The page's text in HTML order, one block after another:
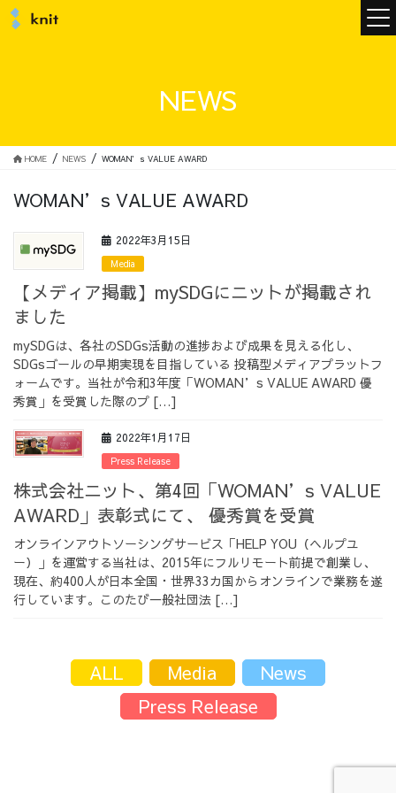
サービス
採用情報トップ チームインタビュー01
NEWS
HOME NEWS WOMAN’s VALUE AWARD
WOMAN’s VALUE AWARD
2022年3月15日
Media
【メディア掲載】mySDGにニットが掲載され
ました
mySDGは、各社のSDGs活動の進捗および成果を見える化し、
SDGsゴールの早期実現を目指している 投稿型メディアプラットフ
ォームです。当社が令和3年度「WOMAN’s VALUE AWARD 優
秀賞」を受賞した際のプ […]
2022年1月17日
Press Release
株式会社ニット、第4回「WOMAN’s VALUE
AWARD」表彰式にて、 優秀賞を受賞
オンラインアウトソーシングサービス「HELP YOU（ヘルプユ
ー）」を運営する当社は、2015年にフルリモート前提で創業し、
現在、約400人が日本全国・世界33カ国からオンラインで業務を遂
行しています。このたび一般社団法 […]
ALL Media
News
Press Release